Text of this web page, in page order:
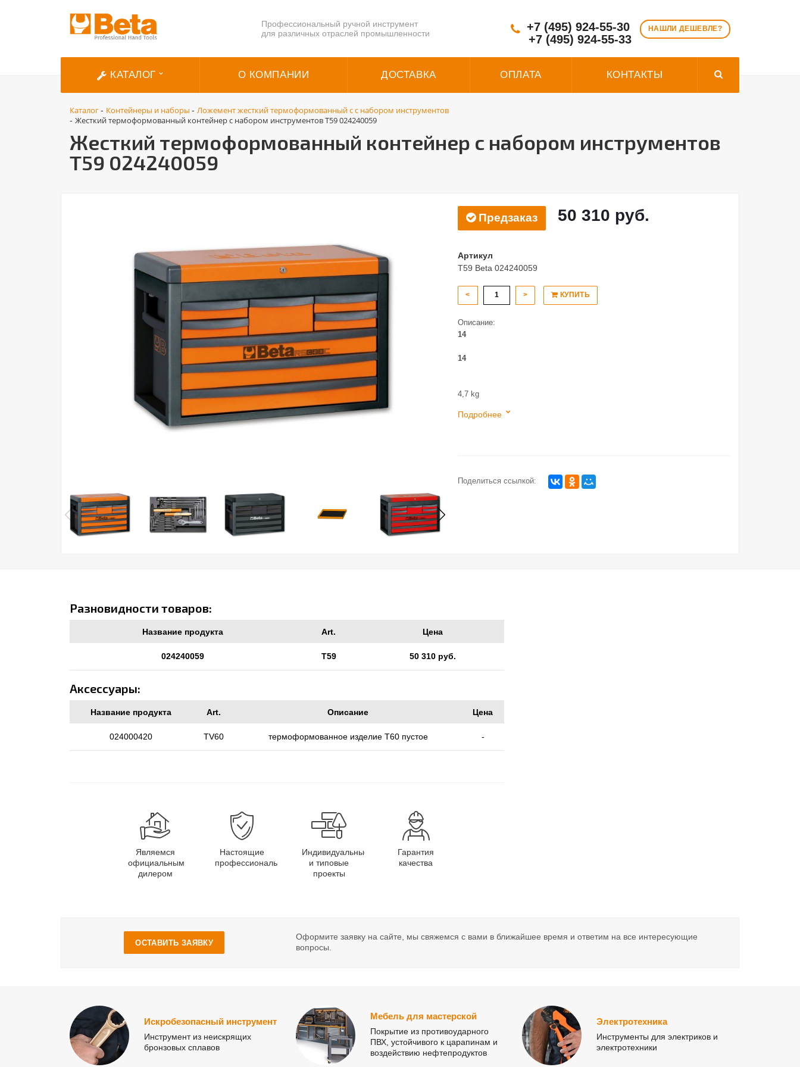
Профессиональный ручной инструмент
для различных отраслей промышленности
НАШЛИ ДЕШЕВЛЕ?
+7 (495) 924-55-30
+7 (495) 924-55-33
КАТАЛОГ О КОМПАНИИ ДОСТАВКА ОПЛАТА КОНТАКТЫ
Каталог- Контейнеры и наборы - Ложемент жесткий термоформованный с с набором инструментов
- Жесткий термоформованный контейнер с набором инструментов T59 024240059
Жесткий термоформованный контейнер с набором инструментов
T59 024240059
Предзаказ 50 310 руб.
Артикул
T59 Beta 024240059
< > КУПИТЬ
Описание:
14
14
4,7 kg
Подробнее
Поделиться ссылкой:
Разновидности товаров:
Название продукта Art. Цена
024240059 T59 50 310 руб.
Аксессуары:
Название продукта Art. Описание Цена
024000420 TV60 термоформованное изделие T60 пустое -
Являемся
официальным
дилером
Настоящие
профессионалы
Индивидуальные
и типовые
проекты
Гарантия
качества
ОСТАВИТЬ ЗАЯВКУ
Оформите заявку на сайте, мы свяжемся с вами в ближайшее время и ответим на все интересующие
вопросы.
Искробезопасный инструмент
Инструмент из неискрящих
бронзовых сплавов
Мебель для мастерской
Покрытие из противоударного
ПВХ, устойчивого к царапинам и
воздействию нефтепродуктов
Электротехника
Инструменты для электриков и
электротехники